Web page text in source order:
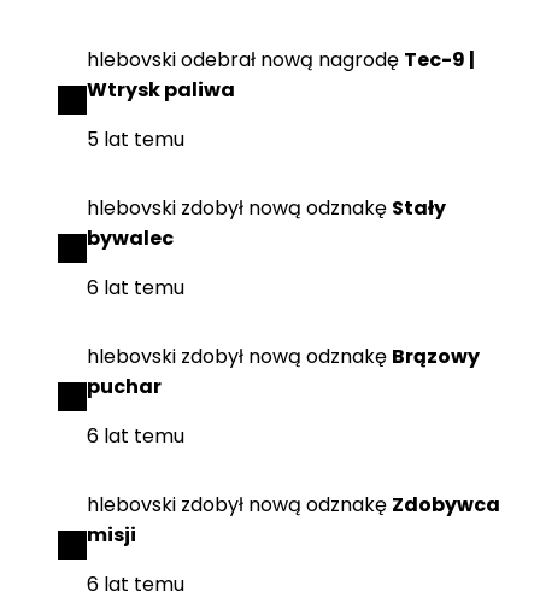
hlebovskiodebrał nową nagrodę Tec-9 |
Wtrysk paliwa
5 lat temu
hlebovski zdobył nową odznakę Stały
bywalec
6 lat temu
hlebovski zdobył nową odznakę Brązowy
puchar
6 lat temu
hlebovski zdobył nową odznakę Zdobywca
misji
6 lat temu